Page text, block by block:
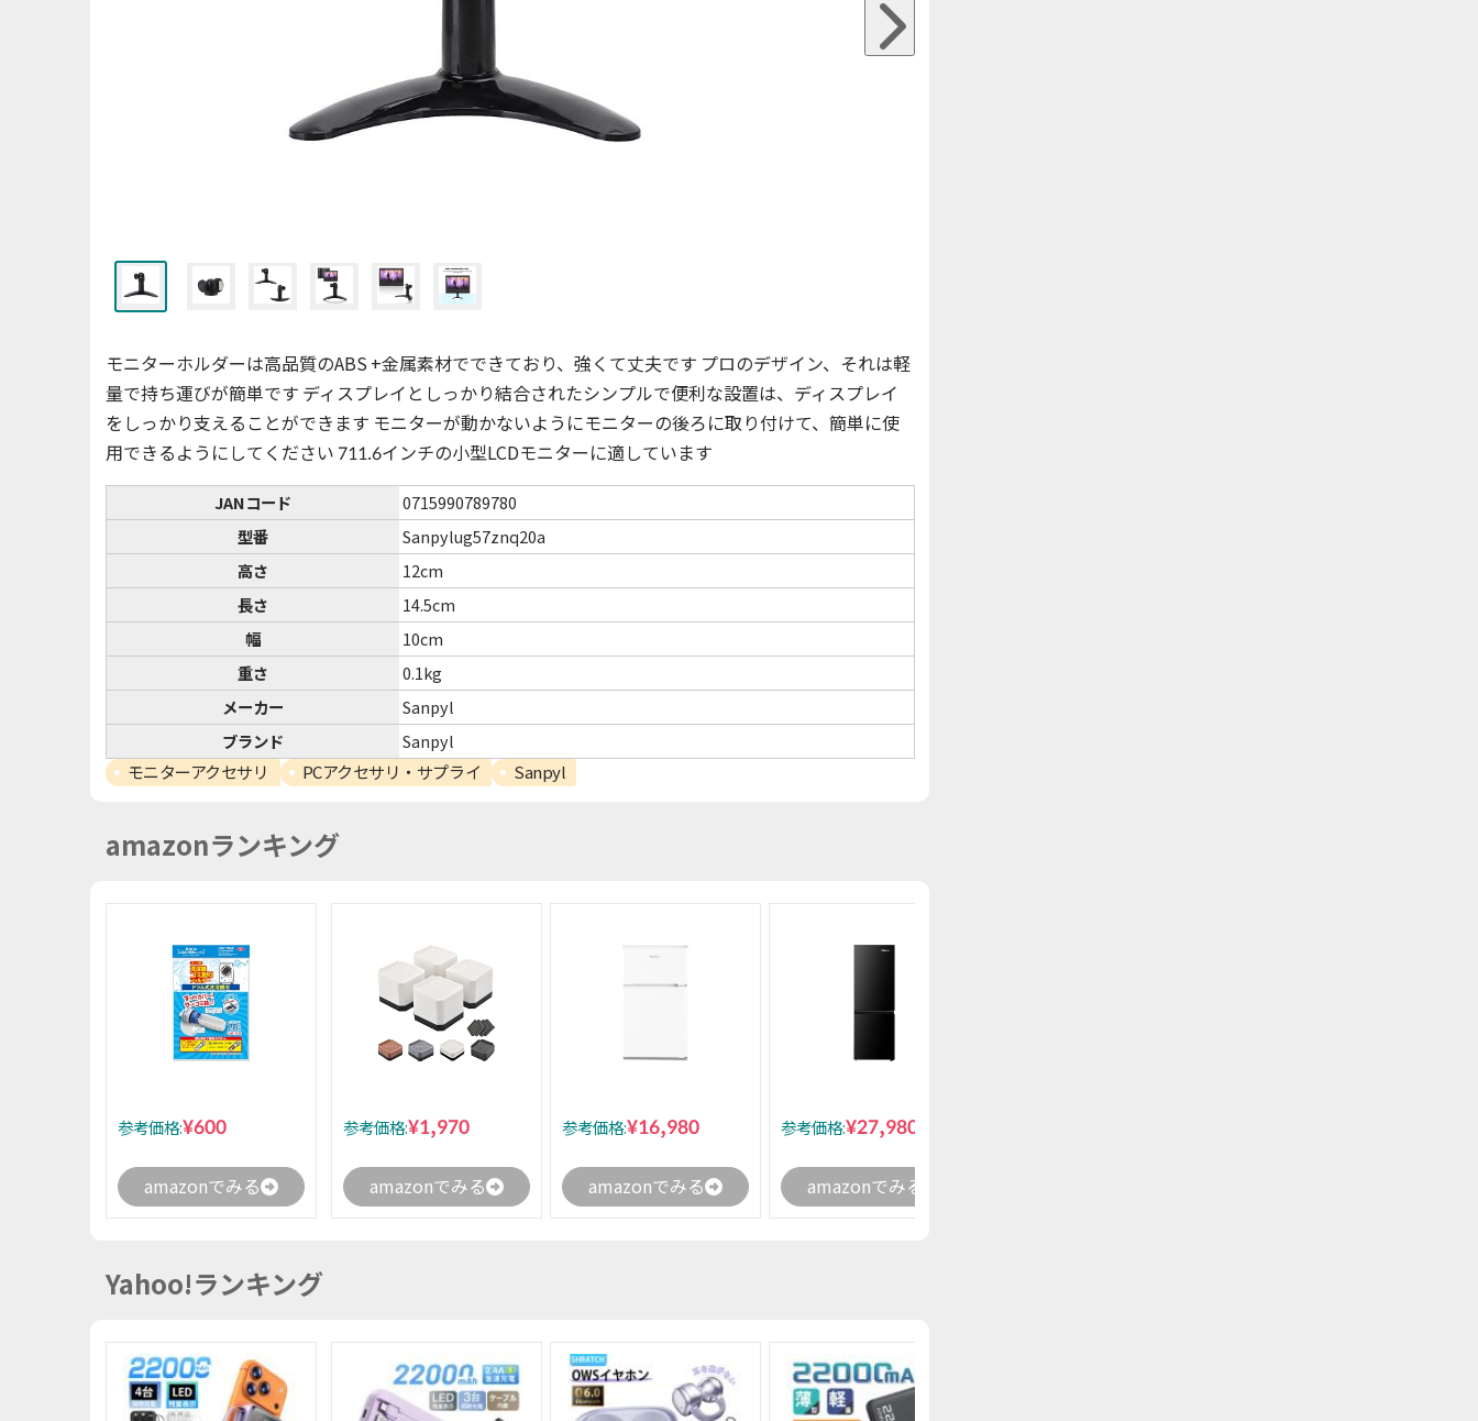
モニターホルダーは高品質のABS +金属素材でできており、強くて丈夫です プロのデザイン、それは軽
量で持ち運びが簡単です ディスプレイとしっかり結合されたシンプルで便利な設置は、ディスプレイ
をしっかり支えることができます モニターが動かないようにモニターの後ろに取り付けて、簡単に使
用できるようにしてください 711.6インチの小型LCDモニターに適しています
JANコード
0715990789780
型番
Sanpylug57znq20a
高さ
12cm
長さ
14.5cm
幅
10cm
重さ
0.1kg
メーカー
Sanpyl
ブランド
Sanpyl
モニターアクセサリ PCアクセサリ・サプライ Sanpyl
amazonランキング
参考価格:¥600
amazonでみる
参考価格:¥1,970
amazonでみる
参考価格:¥16,980
amazonでみる
参考価格:¥27,980
amazonでみる
Yahoo!ランキング